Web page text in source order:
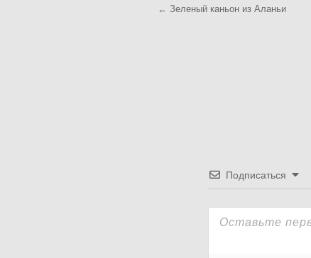
Навигация
← Зеленый каньон из Аланьи
Подписаться